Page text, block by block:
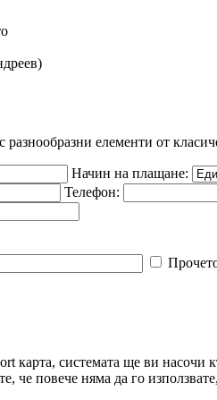
разнообразни елементи от
Начин на плащане:
Телефон:
карта, системата ще ви
че повече няма да го